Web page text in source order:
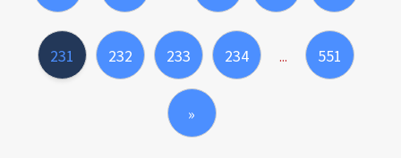
231 232 233 234 ... 551
»